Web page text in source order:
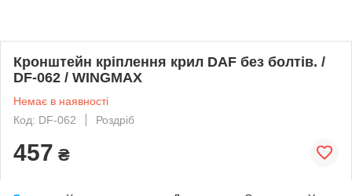
Кронштейн кріплення крил DAF без болтів. /
DF-062 / WINGMAX
Немає в наявності
Код: DF-062
Роздріб
457 ₴